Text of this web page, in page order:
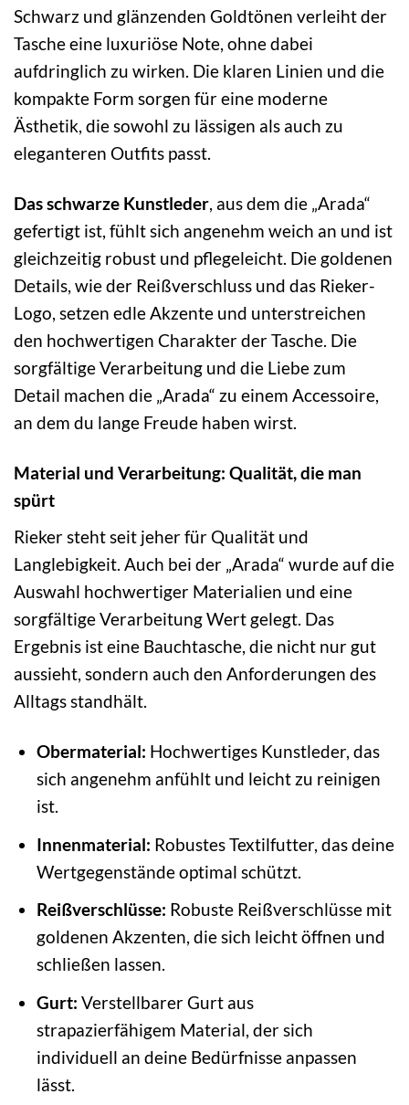
Schwarz und glänzenden Goldtönen verleiht der
Tasche eine luxuriöse Note, ohne dabei
aufdringlich zu wirken. Die klaren Linien und die
kompakte Form sorgen für eine moderne
Ästhetik, die sowohl zu lässigen als auch zu
eleganteren Outfits passt.
Das schwarze Kunstleder, aus dem die „Arada“
gefertigt ist, fühlt sich angenehm weich an und ist
gleichzeitig robust und pflegeleicht. Die goldenen
Details, wie der Reißverschluss und das Rieker-
Logo, setzen edle Akzente und unterstreichen
den hochwertigen Charakter der Tasche. Die
sorgfältige Verarbeitung und die Liebe zum
Detail machen die „Arada“ zu einem Accessoire,
an dem du lange Freude haben wirst.
Material und Verarbeitung: Qualität, die man
spürt
Rieker steht seit jeher für Qualität und
Langlebigkeit. Auch bei der „Arada“ wurde auf die
Auswahl hochwertiger Materialien und eine
sorgfältige Verarbeitung Wert gelegt. Das
Ergebnis ist eine Bauchtasche, die nicht nur gut
aussieht, sondern auch den Anforderungen des
Alltags standhält.
Obermaterial: Hochwertiges Kunstleder, das
sich angenehm anfühlt und leicht zu reinigen
ist.
Innenmaterial: Robustes Textilfutter, das deine
Wertgegenstände optimal schützt.
Reißverschlüsse: Robuste Reißverschlüsse mit
goldenen Akzenten, die sich leicht öffnen und
schließen lassen.
Gurt: Verstellbarer Gurt aus
strapazierfähigem Material, der sich
individuell an deine Bedürfnisse anpassen
lässt.